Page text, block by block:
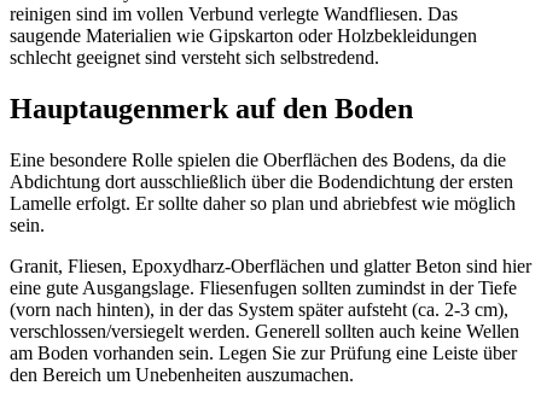
reinigen sind im vollen Verbund verlegte Wandfliesen. Das
saugende Materialien wie Gipskarton oder Holzbekleidungen
schlecht geeignet sind versteht sich selbstredend.
Hauptaugenmerk auf den Boden
Eine besondere Rolle spielen die Oberflächen des Bodens, da die
Abdichtung dort ausschließlich über die Bodendichtung der ersten
Lamelle erfolgt. Er sollte daher so plan und abriebfest wie möglich
sein.
Granit, Fliesen, Epoxydharz-Oberflächen und glatter Beton sind hier
eine gute Ausgangslage. Fliesenfugen sollten zumindst in der Tiefe
(vorn nach hinten), in der das System später aufsteht (ca. 2-3 cm),
verschlossen/versiegelt werden. Generell sollten auch keine Wellen
am Boden vorhanden sein. Legen Sie zur Prüfung eine Leiste über
den Bereich um Unebenheiten auszumachen.